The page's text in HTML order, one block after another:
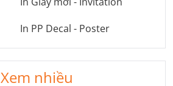
In PP Decal - Poster
Xem nhiều